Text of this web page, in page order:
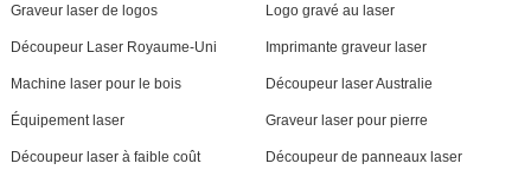
Graveur laser de logos Logo gravé au laser
Découpeur Laser Royaume-Uni Imprimante graveur laser
Machine laser pour le bois Découpeur laser Australie
Équipement laser Graveur laser pour pierre
Découpeur laser à faible coût Découpeur de panneaux laser